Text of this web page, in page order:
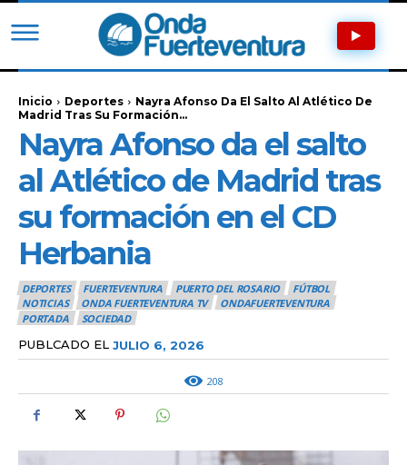
Inicio Deportes
Nayra Afonso Da El Salto Al Atlético De
Madrid Tras Su Formación...
Nayra Afonso da el salto
al Atlético de Madrid tras
su formación en el CD
Herbania
DEPORTES FUERTEVENTURA PUERTO DEL ROSARIO
FÚTBOL
NOTICIAS
ONDA FUERTEVENTURA TV
ONDAFUERTEVENTURA
PORTADA
SOCIEDAD
PUBLCADO EL JULIO 6, 2026
208